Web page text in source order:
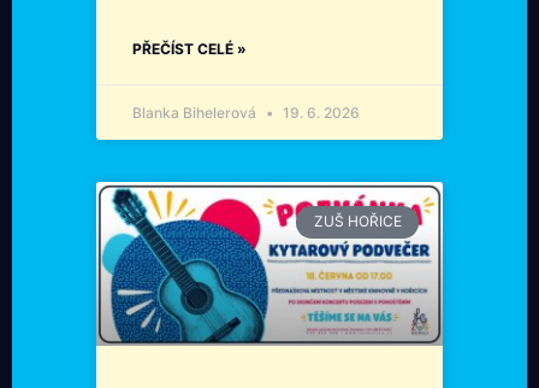
PŘEČÍST CELÉ »
Blanka Bihelerová 19. 6. 2026
ZUŠ HOŘICE